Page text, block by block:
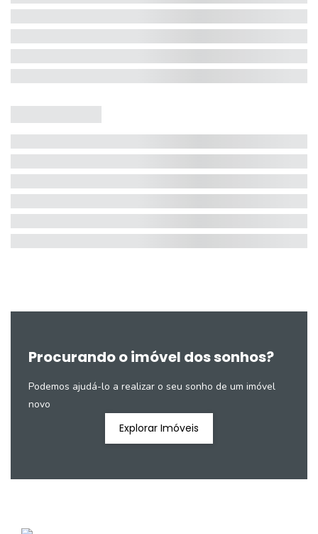
Procurando o imóvel dos sonhos?
Podemos ajudá-lo a realizar o seu sonho de um imóvel
novo
Explorar Imóveis